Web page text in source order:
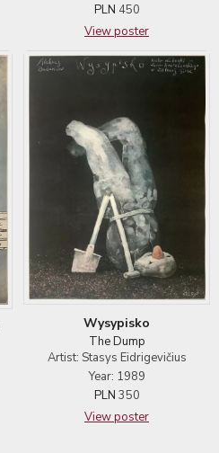
PLN 450
View poster
Wysypisko
The Dump
Artist: Stasys Eidrigevičius
Year: 1989
PLN 350
View poster